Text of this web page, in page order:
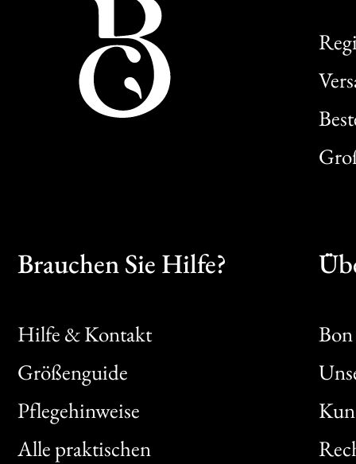
Brauchen Sie Hilfe?
Hilfe & Kontakt
Größenguide
Pflegehinweise
Alle praktischen
Bon
Clic